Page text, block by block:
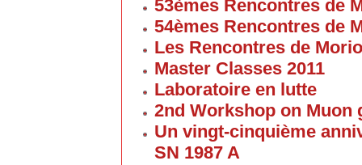
53èmes Rencontres de
54èmes Rencontres de
Les Rencontres de
Master Classes 2011
Laboratoire en lutte
2nd Workshop on Muon
Un vingt-cinquième
SN 1987 A